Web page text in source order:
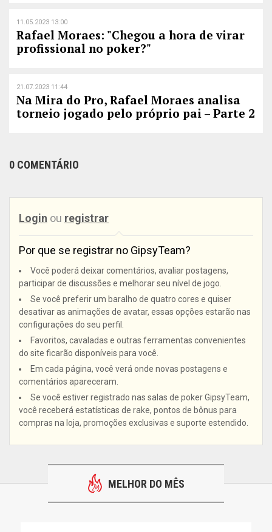
11.05.2023 13:00
Rafael Moraes: "Chegou a hora de virar
profissional no poker?"
21.07.2023 11:44
Na Mira do Pro, Rafael Moraes analisa
torneio jogado pelo próprio pai – Parte 2
0 COMENTÁRIO
Login ou registrar
Por que se registrar no GipsyTeam?
Você poderá deixar comentários, avaliar postagens,
participar de discussões e melhorar seu nível de jogo.
Se você preferir um baralho de quatro cores e quiser
desativar as animações de avatar, essas opções estarão nas
configurações do seu perfil.
Favoritos, cavaladas e outras ferramentas convenientes
do site ficarão disponíveis para você.
Em cada página, você verá onde novas postagens e
comentários apareceram.
Se você estiver registrado nas salas de poker GipsyTeam,
você receberá estatísticas de rake, pontos de bônus para
compras na loja, promoções exclusivas e suporte estendido.
MELHOR DO MÊS